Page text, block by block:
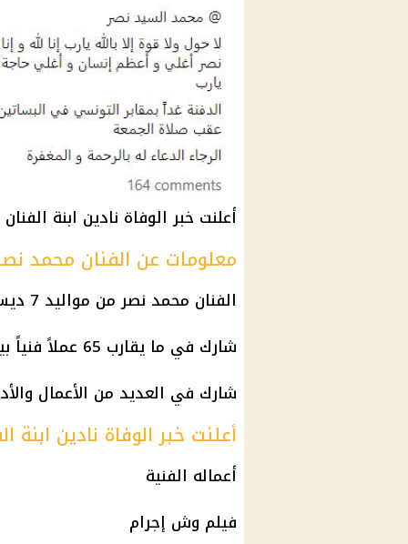
أعلنت خبر الوفاة نادين ابنة
معلومات عن الفنان محمد
الفنان محمد نصر من مواليد
شارك في ما يقارب 65 عملاً فنياً بين
شارك في العديد من الأعمال
أعلنت خبر الوفاة نادين
أعماله الفنية
فيلم وش إجرام